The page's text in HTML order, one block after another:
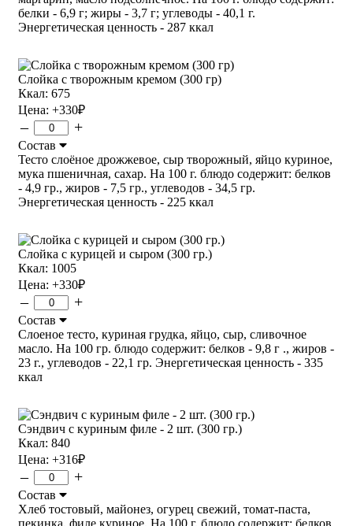
белки - 6,9 г; жиры - 3,7 г; углеводы - 40,1 г.
Энергетическая ценность - 287 ккал
Слойка с творожным кремом (300 гр)
Ккал: 675
Цена: +330₽
– +
Состав
Тесто слоёное дрожжевое, сыр творожный, яйцо куриное,
мука пшеничная, сахар. На 100 г. блюдо содержит: белков
- 4,9 гр., жиров - 7,5 гр., углеводов - 34,5 гр.
Энергетическая ценность - 225 ккал
Слойка с курицей и сыром (300 гр.)
Ккал: 1005
Цена: +330₽
– +
Состав
Слоеное тесто, куриная грудка, яйцо, сыр, сливочное
масло. На 100 гр. блюдо содержит: белков - 9,8 г ., жиров -
23 г., углеводов - 22,1 гр. Энергетическая ценность - 335
ккал
Сэндвич с куриным филе - 2 шт. (300 гр.)
Ккал: 840
Цена: +316₽
– +
Состав
Хлеб тостовый, майонез, огурец свежий, томат-паста,
пекинка, филе куриное. На 100 г. блюдо содержит: белков